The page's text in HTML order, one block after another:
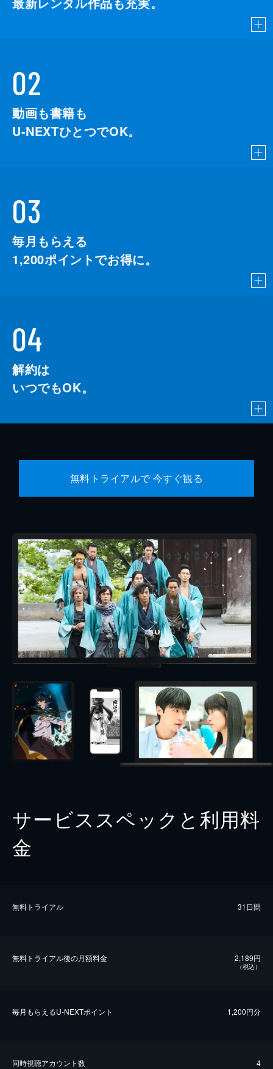
02
動画も書籍も
U-NEXTひとつでOK。
03
毎月もらえる
1,200ポイントでお得に。
04
解約は
いつでもOK。
無料トライアルで 今すぐ観る
サービススペックと利用料
金
無料トライアル 31日間
無料トライアル後の⽉額料金 2,189円
（税込）
毎⽉もらえるU-NEXTポイント 1,200円分
同時視聴アカウント数 4